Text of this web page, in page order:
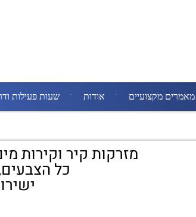
מאמרים מקצועיים אודות שעות פעילות
מזרקות קיר וקירות
כל